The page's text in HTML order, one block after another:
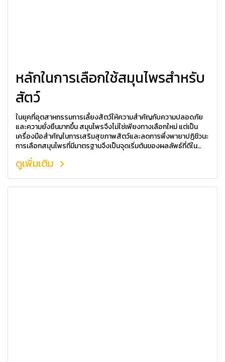
หลักในการเลือกใช้สมุนไพรสำหรับ
สัตว์
ในยุคที่อุตสาหกรรมการเลี้ยงสัตว์ให้ความสำคัญกับความปลอดภัย
และความยั่งยืนมากขึ้น สมุนไพรจึงไม่ใช่เพียงทางเลือกใหม่ แต่เป็น
เครื่องมือสำคัญในการเสริมสุขภาพสัตว์และลดการพึ่งพายาปฏิชีวนะ
การเลือกสมุนไพรที่มีมาตรฐานจึงเป็นจุดเริ่มต้นของผลลัพธ์ที่ดีใน
ระยะยาว
ดูเพิ่มเติม